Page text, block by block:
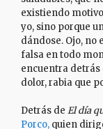
existiendo
yo, sino porque
dándose. Ojo, no
falsa en todo
encuentra
dolor, rabia que
Detrás de El día
Porco, quien